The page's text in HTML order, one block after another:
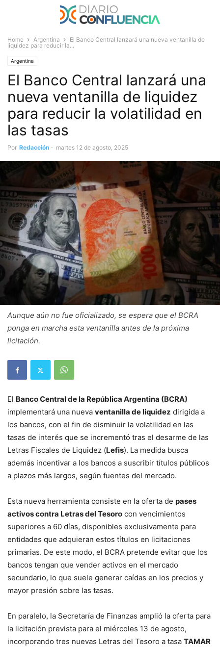
Home Argentina
El Banco Central lanzará una nueva ventanilla de
liquidez para reducir la...
Argentina
El Banco Central lanzará una
nueva ventanilla de liquidez
para reducir la volatilidad en
las tasas
Por Redacción - martes 12 de agosto, 2025
Aunque aún no fue oficializado, se espera que el BCRA
ponga en marcha esta ventanilla antes de la próxima
licitación.
El Banco Central de la República Argentina (BCRA)
implementará una nueva ventanilla de liquidez dirigida a
los bancos, con el fin de disminuir la volatilidad en las
tasas de interés que se incrementó tras el desarme de las
Letras Fiscales de Liquidez (Lefis). La medida busca
además incentivar a los bancos a suscribir títulos públicos
a plazos más largos, según fuentes del mercado.
Esta nueva herramienta consiste en la oferta de pases
activos contra Letras del Tesoro con vencimientos
superiores a 60 días, disponibles exclusivamente para
entidades que adquieran estos títulos en licitaciones
primarias. De este modo, el BCRA pretende evitar que los
bancos tengan que vender activos en el mercado
secundario, lo que suele generar caídas en los precios y
mayor presión sobre las tasas.
En paralelo, la Secretaría de Finanzas amplió la oferta para
la licitación prevista para el miércoles 13 de agosto,
incorporando tres nuevas Letras del Tesoro a tasa TAMAR